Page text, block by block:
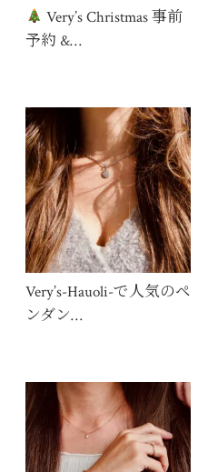
Very’s Christmas 事前
予約 &…
Very’s-Hauoli-で人気のペ
ンダン…